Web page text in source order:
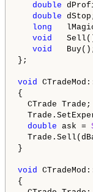
double
double
long
void
void
};
void
{
CTrade Trade;
double ask =
}
void
{